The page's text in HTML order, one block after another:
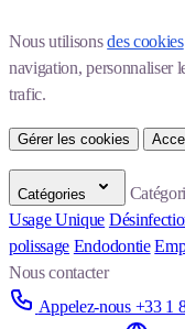
Nous utilisons des cookies
navigation, personnaliser
trafic.
Gérer les cookies
Catégories
Usage Unique
polissage Endodontie
Nous contacter
Appelez-nous +33 1